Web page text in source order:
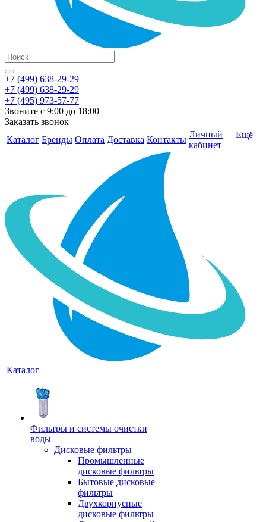
+7 (499) 638-29-29
+7 (499) 638-29-29
+7 (495) 973-57-77
Звоните с 9:00 до 18:00
Заказать звонок
Каталог Бренды Оплата Доставка Контакты
Личный
кабинет
Ещё
Каталог
Фильтры и системы очистки
воды
Дисковые фильтры
Промышленные
дисковые фильтры
Бытовые дисковые
фильтры
Двухкорпусные
дисковые фильтры